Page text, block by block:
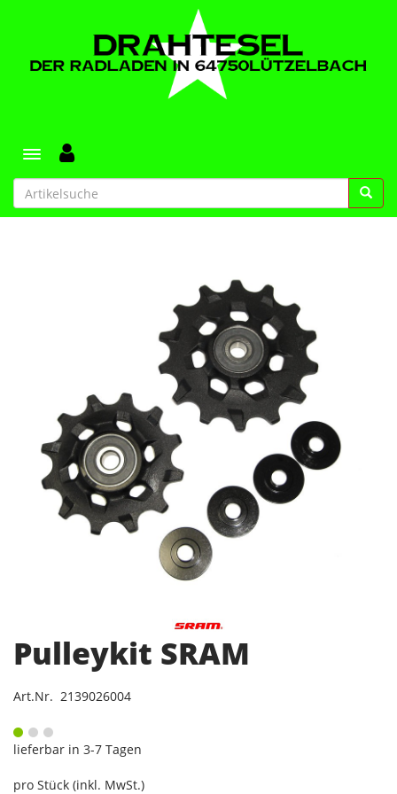
Toggle navigation
Pulleykit SRAM
Art.Nr. 2139026004
lieferbar in 3-7 Tagen
pro Stück (inkl. MwSt.)